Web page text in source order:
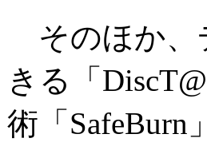
そのほか、
きる「
術「